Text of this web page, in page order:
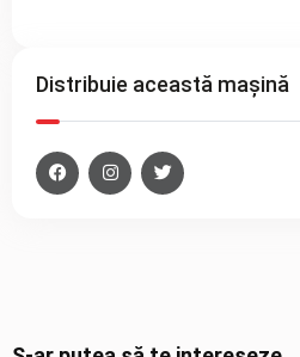
Distribuie această mașină